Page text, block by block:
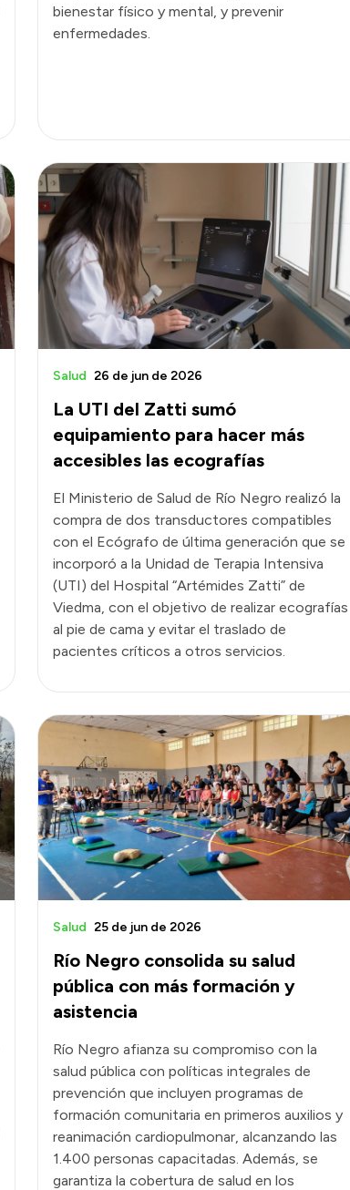
bienestar físico y mental, y prevenir
enfermedades.
La UTI del Zatti sumó
equipamiento para hacer más
accesibles las ecografías
Salud 26 de jun de 2026
El Ministerio de Salud de Río Negro realizó la
compra de dos transductores compatibles
con el Ecógrafo de última generación que se
incorporó a la Unidad de Terapia Intensiva
(UTI) del Hospital “Artémides Zatti” de
Viedma, con el objetivo de realizar ecografías
al pie de cama y evitar el traslado de
pacientes críticos a otros servicios.
Río Negro consolida su salud
pública con más formación y
asistencia
Salud 25 de jun de 2026
Río Negro afianza su compromiso con la
salud pública con políticas integrales de
prevención que incluyen programas de
formación comunitaria en primeros auxilios y
reanimación cardiopulmonar, alcanzando las
1.400 personas capacitadas. Además, se
garantiza la cobertura de salud en los